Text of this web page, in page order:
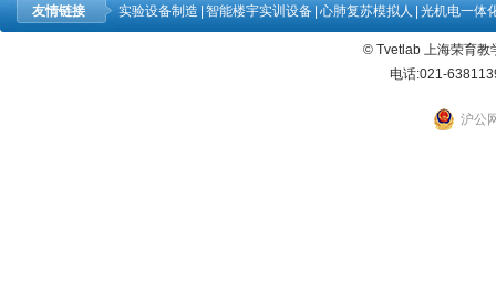
友情链接 实验设备制造 智能楼宇实训设备 心肺复苏模拟人 光机电一体
© Tvetlab 上海荣育教
电话:021-
沪公